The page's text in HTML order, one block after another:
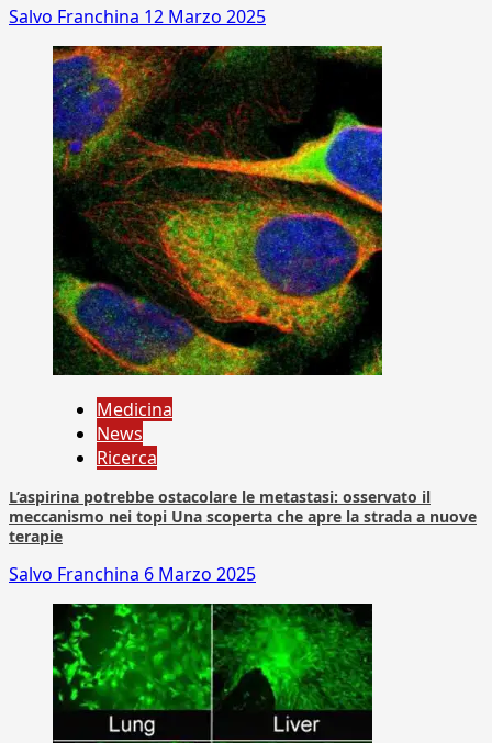
Salvo Franchina 12 Marzo 2025
Medicina
News
Ricerca
L’aspirina potrebbe ostacolare le metastasi: osservato il
meccanismo nei topi Una scoperta che apre la strada a nuove
terapie
Salvo Franchina 6 Marzo 2025